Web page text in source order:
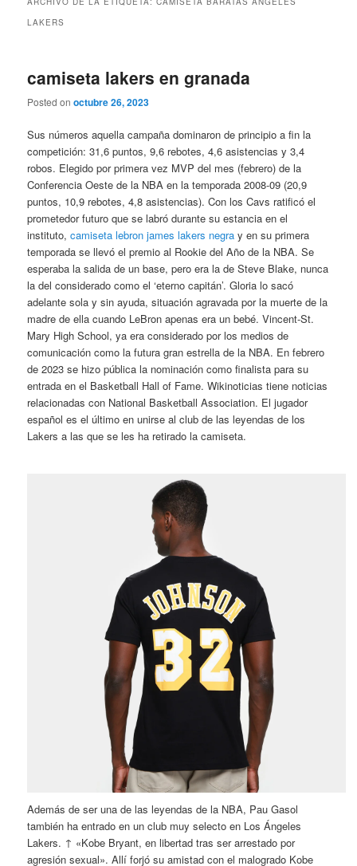
LAKERS
camiseta lakers en granada
Posted onoctubre 26, 2023
Sus números aquella campaña dominaron de principio a fin la
competición: 31,6 puntos, 9,6 rebotes, 4,6 asistencias y 3,4
robos. Elegido por primera vez MVP del mes (febrero) de la
Conferencia Oeste de la NBA en la temporada 2008-09 (20,9
puntos, 10,9 rebotes, 4,8 asistencias). Con los Cavs ratificó el
prometedor futuro que se labró durante su estancia en el
instituto,camiseta lebron james lakers negra y en su primera
temporada se llevó el premio al Rookie del Año de la NBA. Se
esperaba la salida de un base, pero era la de Steve Blake, nunca
la del considerado como el ‘eterno capitán’. Gloria lo sacó
adelante sola y sin ayuda, situación agravada por la muerte de la
madre de ella cuando LeBron apenas era un bebé. Vincent-St.
Mary High School, ya era considerado por los medios de
comunicación como la futura gran estrella de la NBA. En febrero
de 2023 se hizo pública la nominación como finalista para su
entrada en el Basketball Hall of Fame. Wikinoticias tiene noticias
relacionadas con National Basketball Association. El jugador
español es el último en unirse al club de las leyendas de los
Lakers a las que se les ha retirado la camiseta.
Además de ser una de las leyendas de la NBA, Pau Gasol
también ha entrado en un club muy selecto en Los Ángeles
Lakers. ↑ «Kobe Bryant, en libertad tras ser arrestado por
agresión sexual». Allí forjó su amistad con el malogrado Kobe